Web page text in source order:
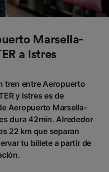
Marsella-
a Istres
tren entre Aeropuerto
y Istres es de
Aeropuerto Marsella-
dura 42min. Alrededor
22 km que separan
tu billete a partir de